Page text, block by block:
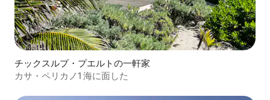
チックスルプ・プエルトの一軒家
カサ・ペリカノ1 海に面した